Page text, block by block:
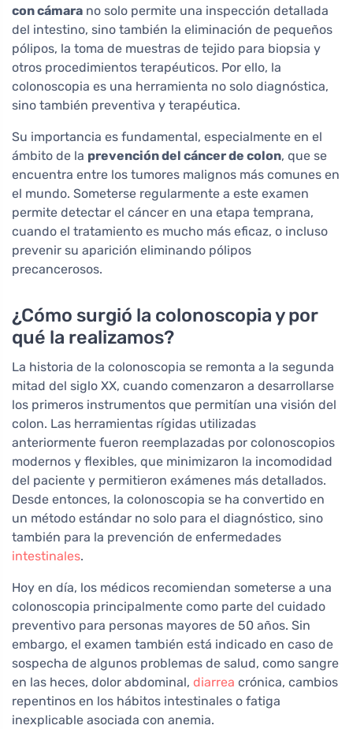
con cámara no solo permite una inspección detallada
del intestino, sino también la eliminación de pequeños
pólipos, la toma de muestras de tejido para biopsia y
otros procedimientos terapéuticos. Por ello, la
colonoscopia es una herramienta no solo diagnóstica,
sino también preventiva y terapéutica.
Su importancia es fundamental, especialmente en el
ámbito de la prevención del cáncer de colon, que se
encuentra entre los tumores malignos más comunes en
el mundo. Someterse regularmente a este examen
permite detectar el cáncer en una etapa temprana,
cuando el tratamiento es mucho más eficaz, o incluso
prevenir su aparición eliminando pólipos
precancerosos.
¿Cómo surgió la colonoscopia y por
qué la realizamos?
La historia de la colonoscopia se remonta a la segunda
mitad del siglo XX, cuando comenzaron a desarrollarse
los primeros instrumentos que permitían una visión del
colon. Las herramientas rígidas utilizadas
anteriormente fueron reemplazadas por colonoscopios
modernos y flexibles, que minimizaron la incomodidad
del paciente y permitieron exámenes más detallados.
Desde entonces, la colonoscopia se ha convertido en
un método estándar no solo para el diagnóstico, sino
también para la prevención de enfermedades
intestinales.
Hoy en día, los médicos recomiendan someterse a una
colonoscopia principalmente como parte del cuidado
preventivo para personas mayores de 50 años. Sin
embargo, el examen también está indicado en caso de
sospecha de algunos problemas de salud, como sangre
en las heces, dolor abdominal, diarrea crónica, cambios
repentinos en los hábitos intestinales o fatiga
inexplicable asociada con anemia.